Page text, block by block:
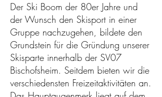
Der Ski Boom der 80er Jahre und
der Wunsch den Skisport in einer
Gruppe nachzugehen, bildete den
Grundstein für die Gründung unserer
Skisparte innerhalb der SV07
Bischofsheim. Seitdem bieten wir die
verschiedensten Freizeitaktivitäten an.